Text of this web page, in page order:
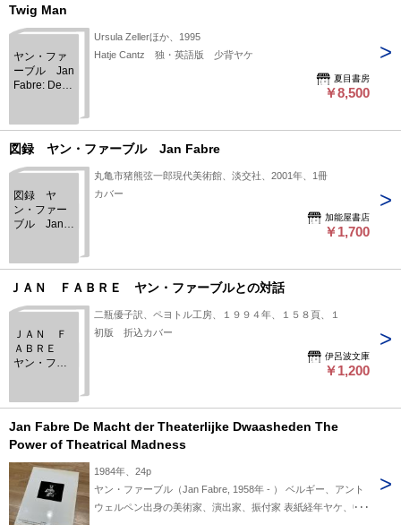
Twig Man
ヤン・ファ
ーブル Jan
Fabre: Der
Man
Ursula Zellerほか、1995
Hatje Cantz 独・英語版 少背ヤケ
夏目書房
￥8,500
図録 ヤン・ファーブル Jan Fabre
図録 ヤ
ン・ファー
ブル Jan
丸亀市猪熊弦一郎現代美術館、淡交社、2001年、1冊
カバー
加能屋書店
￥1,700
ＪＡＮ ＦＡＢＲＥ ヤン・ファーブルとの対話
ＪＡＮ Ｆ
ＡＢＲＥ
ヤン・ファ
二瓶優子訳、ペヨトル工房、１９９４年、１５８頁、１
初版 折込カバー
伊呂波文庫
￥1,200
Jan Fabre De Macht der Theaterlijke Dwaasheden The
Power of Theatrical Madness
1984年、24p
ヤン・ファーブル（Jan Fabre, 1958年 - ） ベルギー、アント
ウェルペン出身の美術家、演出家、振付家 表紙経年ヤケ、中